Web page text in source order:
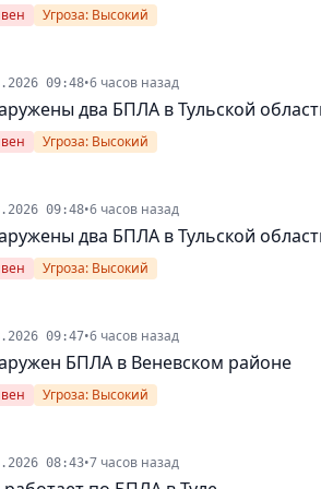
Угроза: Высокий
09:48•6 часов назад
два БПЛА в Тульской
Угроза: Высокий
09:48•6 часов назад
два БПЛА в Тульской
Угроза: Высокий
09:47•6 часов назад
БПЛА в Веневском районе
Угроза: Высокий
08:43•7 часов назад